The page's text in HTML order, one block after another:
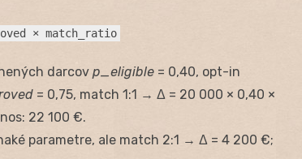
× match_ratio
darcov p_eligible = 0,40, opt-in
= 0,75, match 1:1 → Δ = 20 000 × 0,40 ×
22 100 €.
parametre, ale match 2:1 → Δ = 4 200 €;